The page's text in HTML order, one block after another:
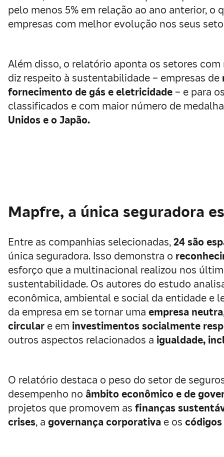
pelo menos 5% em relação ao ano anterior, o
empresas com melhor evolução nos seus
Além disso, o relatório aponta os setores
diz respeito à sustentabilidade – empresas de
fornecimento de gás e eletricidade– e para
classificados e com maior número de
Unidos e o Japão.
Mapfre, a única seguradora
Entre as companhias selecionadas,24 são
única seguradora. Isso demonstra o
esforço que a multinacional realizou nos
sustentabilidade. Os autores do estudo
econômica, ambiental e social da entidade e
da empresa em se tornar uma empresa neutra
circular e em investimentos socialmente
outros aspectos relacionados a igualdade,
O relatório destaca o peso do setor de
desempenho no âmbito econômico e de
projetos que promovem as finanças
crises, a governança corporativa e os